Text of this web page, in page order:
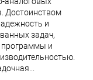
Достоинством
и
задач,
программы и